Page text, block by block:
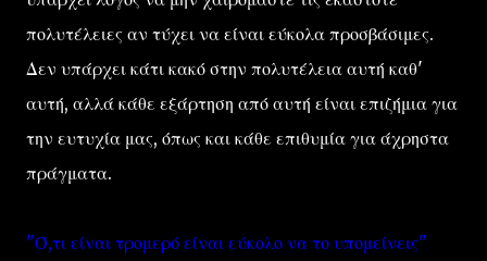
πολυτέλειες αν τύχει να είναι εύκολα προσβάσιμες.
Δεν υπάρχει κάτι κακό στην πολυτέλεια αυτή καθ'
αυτή, αλλά κάθε εξάρτηση από αυτή είναι επιζήμια για
την ευτυχία μας, όπως και κάθε επιθυμία για άχρηστα
πράγματα.
"Ό,τι είναι τρομερό είναι εύκολο να το υπομείνεις"